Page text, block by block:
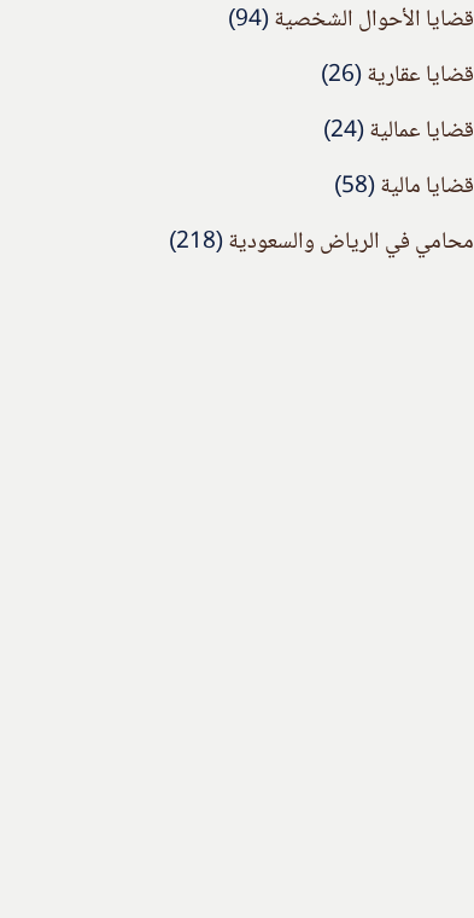
قضايا الأحوال الشخصية(94)
قضايا عقارية(26)
قضايا عمالية(24)
قضايا مالية(58)
محامي في الرياض والسعودية(218)